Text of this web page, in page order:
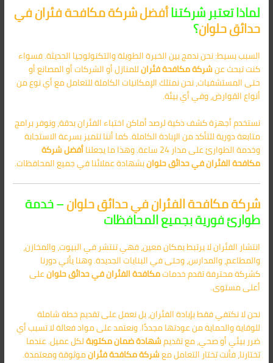
لماذا تعتبر شركتناأفضل شركة مكافحة فئران في
حدائق حلوان؟
السبب بسيط: نحن ندمج بين الخبرة الطويلة والتكنولوجيا الحديثة. فسواء
كنت تبحث عنشركة مكافحة فئرانللمنازل أو الشركات أو المصانع أو
حتى المستشفيات، نحن نمتلك الإمكانيات الكاملة للتعامل مع أي نوع من
أنواع القوارض، وفي أي بيئة.
نستخدم أجهزة كشف ذكية لرصد أماكن اختباء الفئران بدقة، ونوفر برامج
متابعة دورية للتأكد من الإبادة الكاملة. كما أننا نتميز بسرعة الاستجابة
وخدمة الطوارئ على مدار 24 ساعة. وهذا ما يجعلنا
أفضل شركة
مكافحة الفئران في حدائق حلوانبشهادة عملائنا في جميع المحافظات.
شركة مكافحة الفئران في حدائق حلوان– خدمة
طوارئ فورية بجميع المحافظات
انتشار الفئران لا يرتبط بمكان معين، فهي تنتشر في البيوت، والمخازن،
والمطاعم، والمدارس، وحتى في البنايات الجديدة. وهنا يأتي دورنا
كشركة محترفة تقدم خدماتمكافحة الفئران في حدائق حلوانعلى
أعلى مستوى.
نحن لا نكتفي فقط بإبادة الفئران، بل نعمل على تقديم خطة شاملة
للوقاية والحماية من عودتها مجددًا. ونعتمد على مواد فعالة لا تسبب أي
ضرر بيئي أو صحي، مع تقديمشهادة ضمان مكتوبةلكل عميل. عندما
تختارنا، فأنت تختار التعامل معشركة مكافحة فئرانموثوقة ومعتمدة.